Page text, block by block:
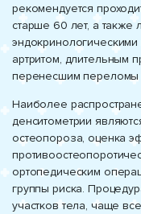
рекомендуется
старше 60 лет, а также
артритом, длительным
перенесшим переломы
Наиболее
денситометрии
остеопороза, оценка
ортопедическим
группы риска.
участков тела, чаще